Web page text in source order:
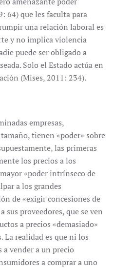
64) que les faculta para
una relación laboral es
y no implica violencia
puede ser obligado a
Solo el Estado actúa en
(Mises, 2011: 234).
empresas,
tienen «poder» sobre
las primeras
los precios a los
«poder intrínseco de
a los grandes
de «exigir concesiones de
sus proveedores, que se ven
a precios «demasiado»
La realidad es que ni los
a vender a un precio
a comprar a uno